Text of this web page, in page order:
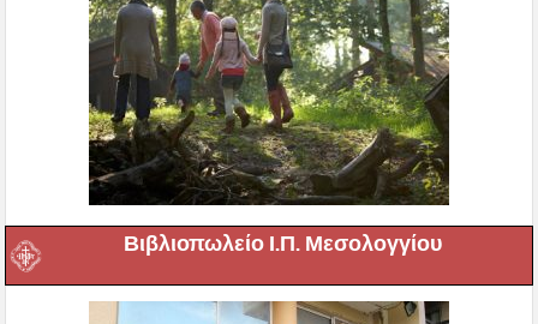
Βιβλιοπωλείο Ι.Π. Μεσολογγίου